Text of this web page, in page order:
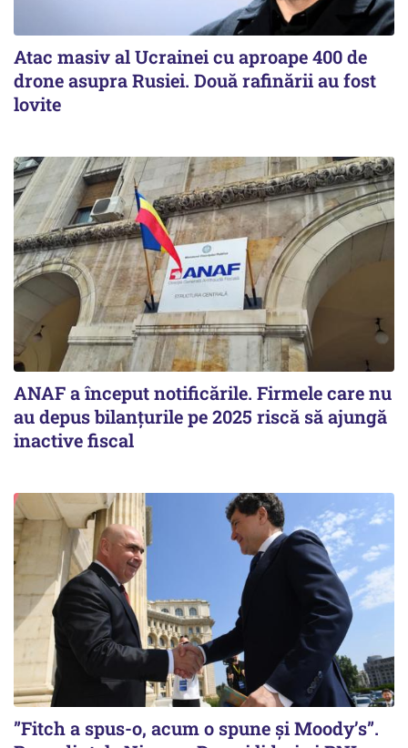
Atac masiv al Ucrainei cu aproape 400 de
drone asupra Rusiei. Două rafinării au fost
lovite
ANAF a început notificările. Firmele care nu
au depus bilanțurile pe 2025 riscă să ajungă
inactive fiscal
”Fitch a spus-o, acum o spune și Moody’s”.